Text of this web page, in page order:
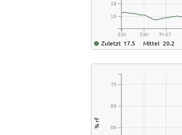
22h 23h Fr 07.
16
18
Zuletzt 17.5 Mittel 20.2
66
68
70
% rf